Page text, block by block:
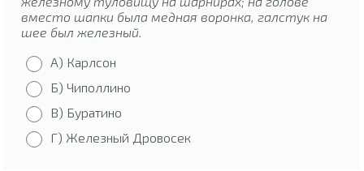
вместо шапки была медная воронка, галстук на
шее был железный.
А) Карлсон
Б) Чиполлино
В) Буратино
Г) Железный Дровосек